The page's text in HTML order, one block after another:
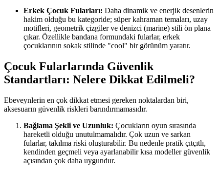
Erkek Çocuk Fularları: Daha dinamik ve enerjik desenlerin
hakim olduğu bu kategoride; süper kahraman temaları, uzay
motifleri, geometrik çizgiler ve denizci (marine) stili ön plana
çıkar. Özellikle bandana formundaki fularlar, erkek
çocuklarının sokak stilinde "cool" bir görünüm yaratır.
Çocuk Fularlarında Güvenlik
Standartları: Nelere Dikkat Edilmeli?
Ebeveynlerin en çok dikkat etmesi gereken noktalardan biri,
aksesuarın güvenlik riskleri barındırmamasıdır.
Bağlama Şekli ve Uzunluk: Çocukların oyun sırasında
hareketli olduğu unutulmamalıdır. Çok uzun ve sarkan
fularlar, takılma riski oluşturabilir. Bu nedenle pratik çıtçıtlı,
kendinden geçmeli veya ayarlanabilir kısa modeller güvenlik
açısından çok daha uygundur.